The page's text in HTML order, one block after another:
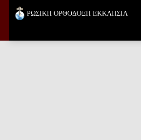
ΡΩΣΙΚΗ ΟΡΘΟΔΟΞΗ ΕΚΚΛΗΣΙΑ